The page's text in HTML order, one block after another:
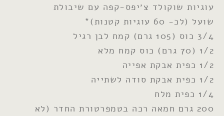
עוגיות שוקולד צ׳יפס-קפה עם שיבולת
שועל (לכ- 60 עוגיות קטנות)*
3/4 כוס (105 גרם) קמח לבן רגיל
1/2 (70 גרם) כוס קמח מלא
1/2 כפית אבקת אפייה
1/2 כפית אבקת סודה לשתייה
1/4 כפית מלח
200 גרם חמאה רכה בטמפרטורת החדר (לא